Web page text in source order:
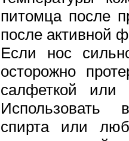
питомца после
после активной
Если нос
осторожно
салфеткой или
Использовать
спирта или